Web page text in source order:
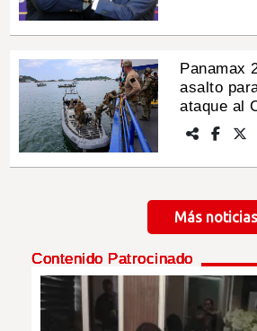
Panamax
asalto
ataque al
Más noticias
Contenido Patrocinado